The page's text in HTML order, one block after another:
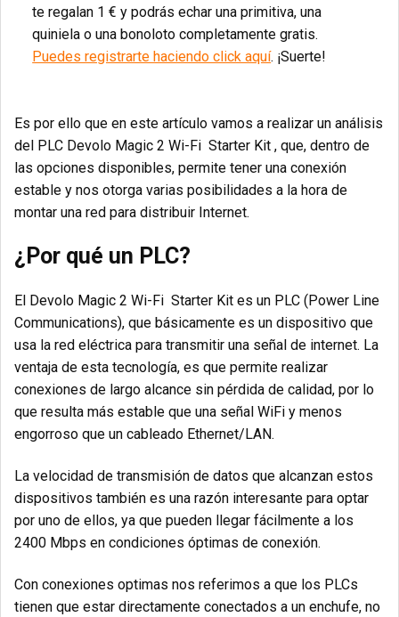
te regalan 1 € y podrás echar una primitiva, una
quiniela o una bonoloto completamente gratis.
Puedes registrarte haciendo click aquí. ¡Suerte!
Es por ello que en este artículo vamos a realizar un análisis
del PLC Devolo Magic 2 Wi-Fi Starter Kit , que, dentro de
las opciones disponibles, permite tener una conexión
estable y nos otorga varias posibilidades a la hora de
montar una red para distribuir Internet.
¿Por qué un PLC?
El Devolo Magic 2 Wi-Fi Starter Kit es un PLC (Power Line
Communications), que básicamente es un dispositivo que
usa la red eléctrica para transmitir una señal de internet. La
ventaja de esta tecnología, es que permite realizar
conexiones de largo alcance sin pérdida de calidad, por lo
que resulta más estable que una señal WiFi y menos
engorroso que un cableado Ethernet/LAN.
La velocidad de transmisión de datos que alcanzan estos
dispositivos también es una razón interesante para optar
por uno de ellos, ya que pueden llegar fácilmente a los
2400 Mbps en condiciones óptimas de conexión.
Con conexiones optimas nos referimos a que los PLCs
tienen que estar directamente conectados a un enchufe, no